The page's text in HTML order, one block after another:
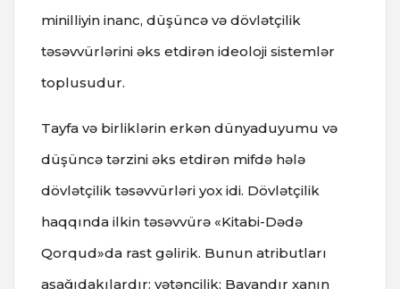
minilliyin inanc, düşüncə və dövlətçilik
təsəvvürlərini əks etdirən ideoloji sistemlər
toplusudur.
Tayfa və birliklərin erkən dünyaduyumu və
düşüncə tərzini əks etdirən mifdə hələ
dövlətçilik təsəvvürləri yox idi. Dövlətçilik
haqqında ilkin təsəvvürə «Kitabi-Dədə
Qorqud»da rast gəlirik. Bunun atributları
aşağıdakılardır: vətənçilik; Bayandır xanın